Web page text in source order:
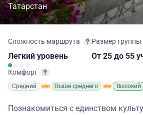
Татарстан
Сложность маршрута
Легкий уровень
Комфорт
Средний Выше среднего Высокий
Размер группы
От 25 до 55
Познакомиться с единством